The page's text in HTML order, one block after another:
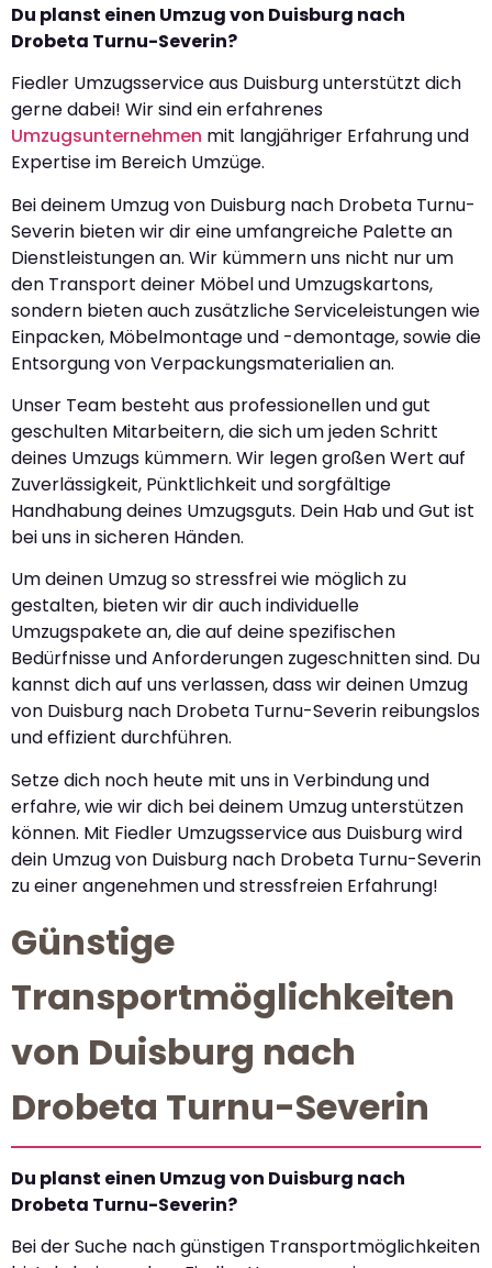
Du planst einen Umzug von Duisburg nach
Drobeta Turnu-Severin?
Fiedler Umzugsservice aus Duisburg unterstützt dich
gerne dabei! Wir sind ein erfahrenes
Umzugsunternehmen mit langjähriger Erfahrung und
Expertise im Bereich Umzüge.
Bei deinem Umzug von Duisburg nach Drobeta Turnu-
Severin bieten wir dir eine umfangreiche Palette an
Dienstleistungen an. Wir kümmern uns nicht nur um
den Transport deiner Möbel und Umzugskartons,
sondern bieten auch zusätzliche Serviceleistungen wie
Einpacken, Möbelmontage und -demontage, sowie die
Entsorgung von Verpackungsmaterialien an.
Unser Team besteht aus professionellen und gut
geschulten Mitarbeitern, die sich um jeden Schritt
deines Umzugs kümmern. Wir legen großen Wert auf
Zuverlässigkeit, Pünktlichkeit und sorgfältige
Handhabung deines Umzugsguts. Dein Hab und Gut ist
bei uns in sicheren Händen.
Um deinen Umzug so stressfrei wie möglich zu
gestalten, bieten wir dir auch individuelle
Umzugspakete an, die auf deine spezifischen
Bedürfnisse und Anforderungen zugeschnitten sind. Du
kannst dich auf uns verlassen, dass wir deinen Umzug
von Duisburg nach Drobeta Turnu-Severin reibungslos
und effizient durchführen.
Setze dich noch heute mit uns in Verbindung und
erfahre, wie wir dich bei deinem Umzug unterstützen
können. Mit Fiedler Umzugsservice aus Duisburg wird
dein Umzug von Duisburg nach Drobeta Turnu-Severin
zu einer angenehmen und stressfreien Erfahrung!
Günstige
Transportmöglichkeiten
von Duisburg nach
Drobeta Turnu-Severin
Du planst einen Umzug von Duisburg nach
Drobeta Turnu-Severin?
Bei der Suche nach günstigen Transportmöglichkeiten